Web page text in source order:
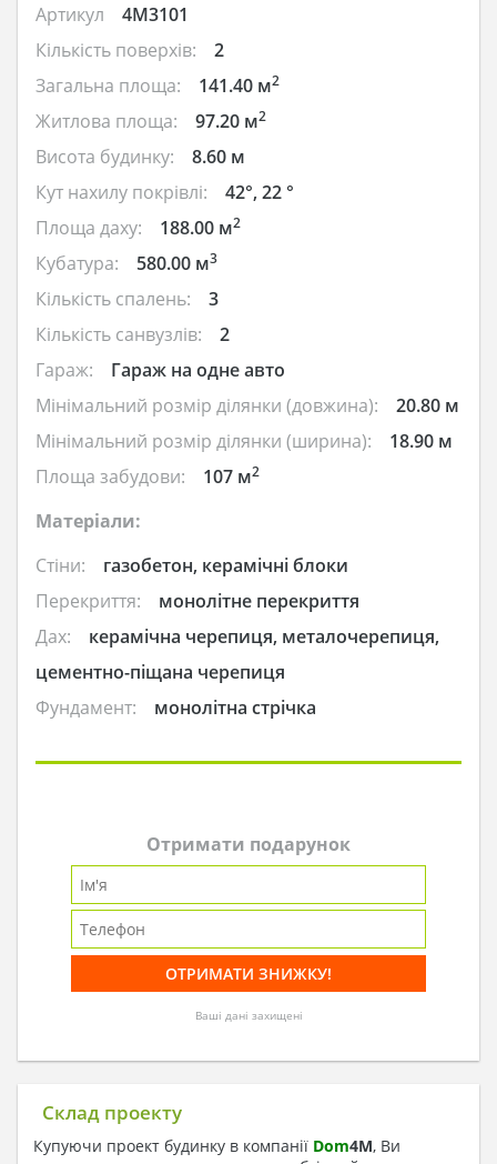
Артикул
4M3101
Кількість поверхів:
2
Загальна площа:
141.40 м2
Житлова площа: 97.20 м2
Висота будинку:
8.60 м
Кут нахилу покрівлі:
42°, 22 °
Площа даху:
188.00 м2
Кубатура: 580.00 м3
Кількість спалень:
3
Кількість санвузлів:
2
Гараж:
Гараж на одне авто
Мінімальний розмір ділянки (довжина):
20.80 м
Мінімальний розмір ділянки (ширина):
18.90 м
Площа забудови:
107 м2
Матеріали:
Стіни:
газобетон, керамічні блоки
Перекриття:
монолітне перекриття
Дах:
керамічна черепиця, металочерепиця,
цементно-піщана черепиця
Фундамент:
монолітна стрічка
Отримати подарунок
Ваші дані захищені
Склад проекту
Купуючи проект будинку в компанії Dom4M, Ви